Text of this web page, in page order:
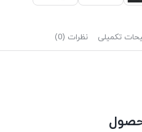
تکمیلی نظرات (0)